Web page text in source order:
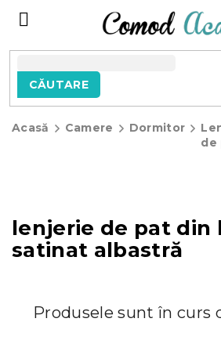
CĂUTARE
Acasă Camere Dormitor
de
lenjerie de pat din
satinat albastră
Produsele sunt în curs